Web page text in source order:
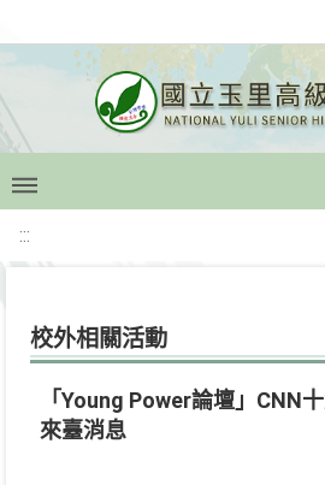
:::
校外相關活動
「Young Power論壇」CNN
來臺消息